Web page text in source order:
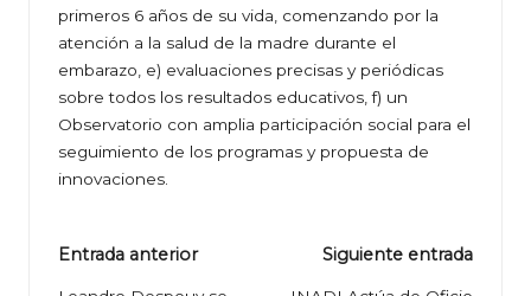
primeros 6 años de su vida, comenzando por la
atención a la salud de la madre durante el
embarazo, e) evaluaciones precisas y periódicas
sobre todos los resultados educativos, f) un
Observatorio con amplia participación social para el
seguimiento de los programas y propuesta de
innovaciones.
Navegación
Entrada anterior Siguiente entrada